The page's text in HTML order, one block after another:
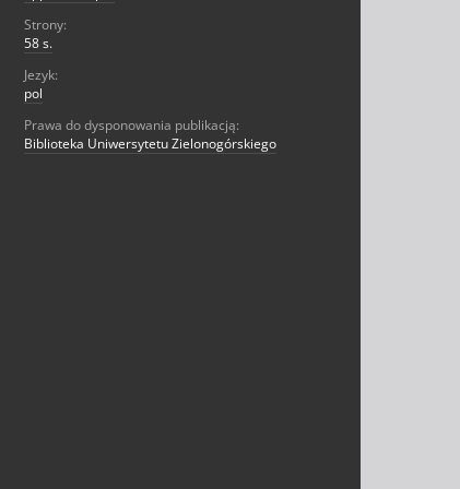
Strony:
58 s.
Jezyk:
pol
Prawa do dysponowania publikacją:
Biblioteka Uniwersytetu Zielonogórskiego